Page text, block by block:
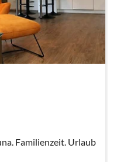
Familienzeit. Urlaub